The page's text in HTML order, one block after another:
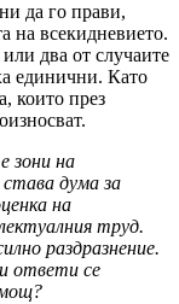
да го прави,
на всекидневието.
два от случаите
единични. Като
които през
зони на
дума за
на
труд.
раздразнение.
ответи се